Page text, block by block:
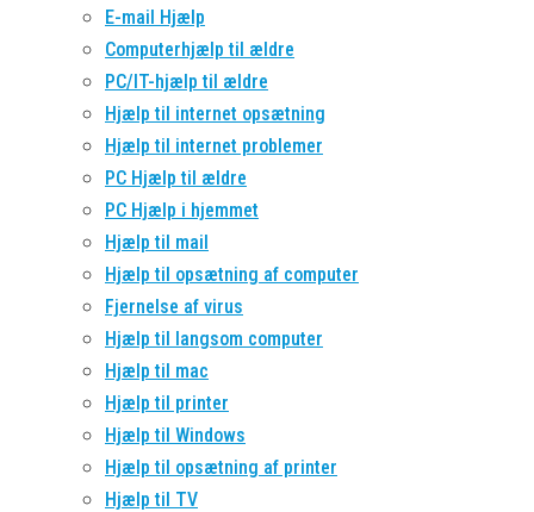
E-mail Hjælp
Computerhjælp til ældre
PC/IT-hjælp til ældre
Hjælp til internet opsætning
Hjælp til internet problemer
PC Hjælp til ældre
PC Hjælp i hjemmet
Hjælp til mail
Hjælp til opsætning af computer
Fjernelse af virus
Hjælp til langsom computer
Hjælp til mac
Hjælp til printer
Hjælp til Windows
Hjælp til opsætning af printer
Hjælp til TV